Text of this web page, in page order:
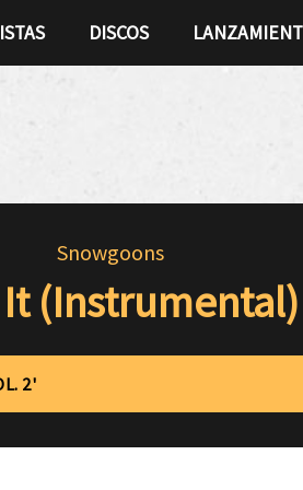
DISCOS
Snowgoons
It (Instrumental)
2'